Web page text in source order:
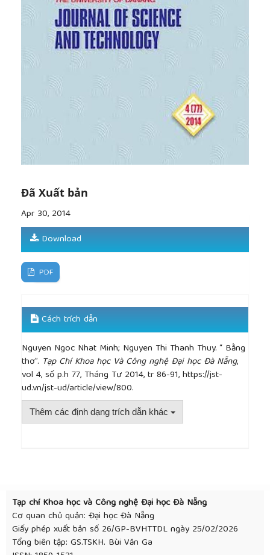
Đã Xuất bản
Apr 30, 2014
Download
PDF
Cách trích dẫn
Nguyen Ngoc Nhat Minh; Nguyen Thi Thanh Thuy. “ Bằng
thơ”. Tạp Chí Khoa học Và Công nghệ Đại học Đà Nẵng,
vol 4, số p.h 77, Tháng Tư 2014, tr 86-91, https://jst-
ud.vn/jst-ud/article/view/800.
Thêm các định dạng trích dẫn khác
Tạp chí Khoa học và Công nghệ Đại học Đà Nẵng
Cơ quan chủ quản: Đại học Đà Nẵng
Giấy phép xuất bản số 26/GP-BVHTTDL ngày 25/02/2026
Tổng biên tập: GS.TSKH. Bùi Văn Ga